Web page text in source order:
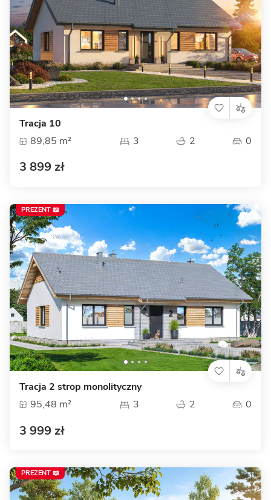
Tracja 10
89,85 m²
3 2 0
3 899 zł
Tracja 2 strop monolityczny
95,48 m²
3 2 0
3 999 zł
PREZENT 📖
PREZENT 📖